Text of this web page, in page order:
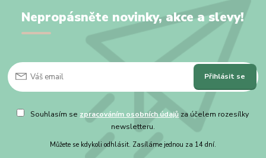
Nepropásněte novinky, akce a slevy!
Přihlásit se
Souhlasím se zpracováním osobních údajů za účelem rozesílky
newsletteru.
Můžete se kdykoli odhlásit. Zasíláme jednou za 14 dní.